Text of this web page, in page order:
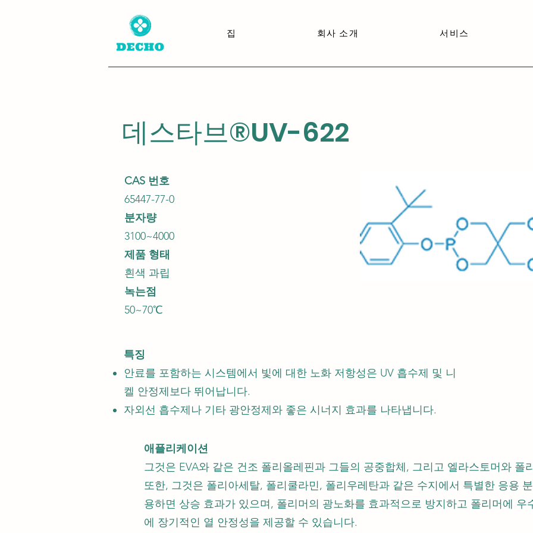
집 회사 소개 서비스
데스타브®UV-622
CAS 번호
65447-77-0
분자량
3100~4000
제품 형태
흰색 과립
녹는점
50~70℃
특징
안료를 포함하는 시스템에서 빛에 대한 노화 저항성은 UV 흡수제 및 니
켈 안정제보다 뛰어납니다.
자외선 흡수제나 기타 광안정제와 좋은 시너지 효과를 나타냅니다.
애플리케이션
그것은 EVA와 같은 건조 폴리올레핀과 그들의 공중합체, 그리고 엘라스토머와
또한, 그것은 폴리아세탈, 폴리쿨라민, 폴리우레탄과 같은 수지에서 특별한 응용
용하면 상승 효과가 있으며, 폴리머의 광노화를 효과적으로 방지하고 폴리머에
에 장기적인 열 안정성을 제공할 수 있습니다.